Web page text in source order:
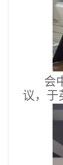
会
议，于